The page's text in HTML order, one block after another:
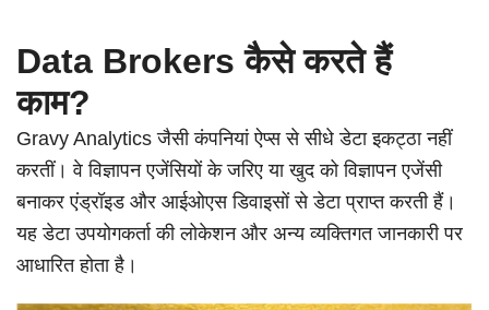
Data Brokers कैसे करते हैं
काम?
Gravy Analytics जैसी कंपनियां ऐप्स से सीधे डेटा इकट्ठा नहीं
करतीं। वे विज्ञापन एजेंसियों के जरिए या खुद को विज्ञापन एजेंसी
बनाकर एंड्रॉइड और आईओएस डिवाइसों से डेटा प्राप्त करती हैं।
यह डेटा उपयोगकर्ता की लोकेशन और अन्य व्यक्तिगत जानकारी पर
आधारित होता है।